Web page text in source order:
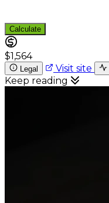
Calculate
$1,564
Legal Visit site
Keep reading